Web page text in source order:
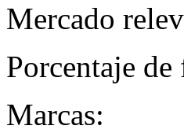
Mercado
Porcentaje
Marcas: